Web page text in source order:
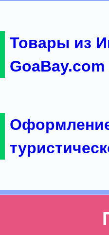
Товары из
GoaBay.com